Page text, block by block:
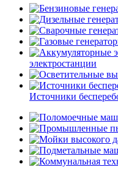
электростанции
Источники